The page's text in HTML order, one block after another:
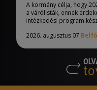
A kormány célja, hogy
a várólisták, ennek
intézkedési program
2026. augusztus 07.